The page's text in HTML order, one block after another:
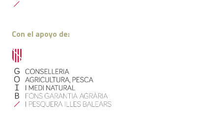
Con el apoyo de: